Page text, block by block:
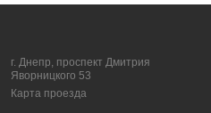
г. Днепр, проспект Дмитрия
Яворницкого 53
Карта проезда